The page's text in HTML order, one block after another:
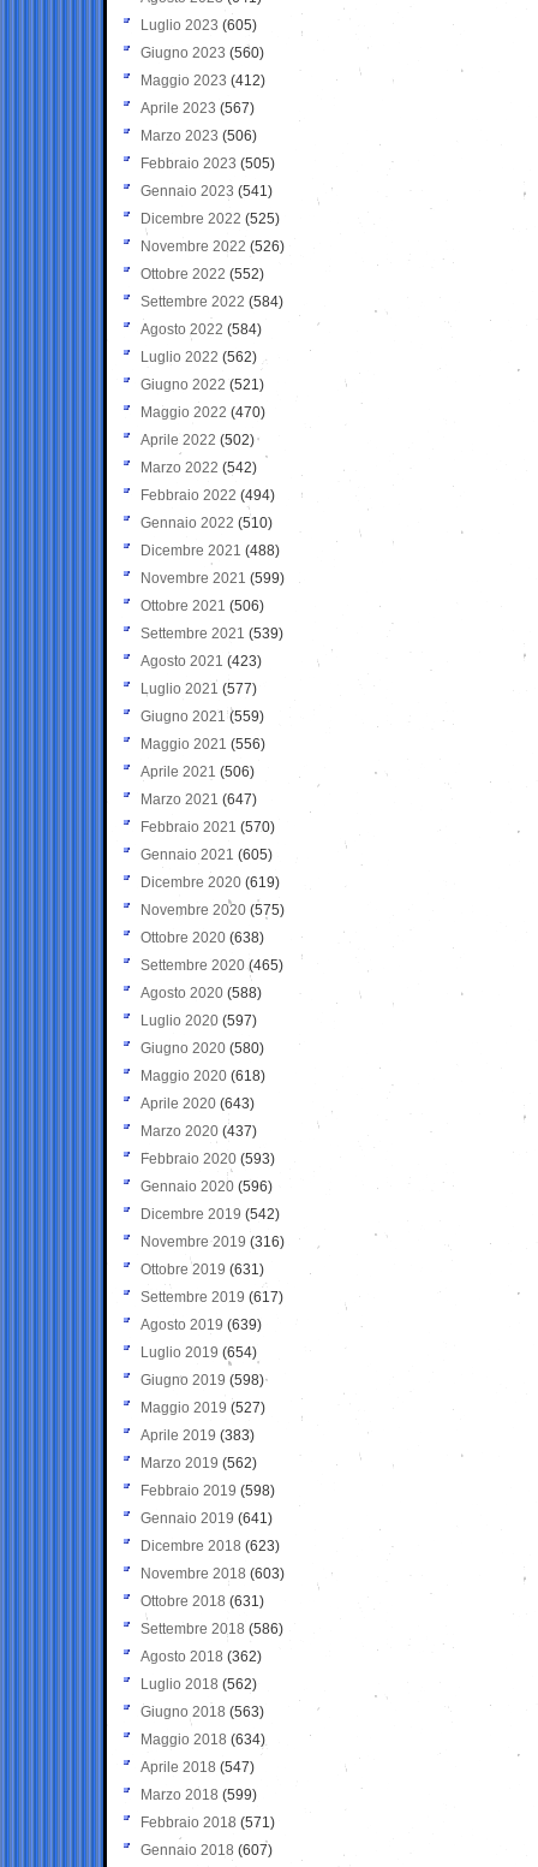
Luglio 2023 (605)
Giugno 2023 (560)
Maggio 2023 (412)
Aprile 2023 (567)
Marzo 2023 (506)
Febbraio 2023 (505)
Gennaio 2023 (541)
Dicembre 2022 (525)
Novembre 2022 (526)
Ottobre 2022 (552)
Settembre 2022 (584)
Agosto 2022 (584)
Luglio 2022 (562)
Giugno 2022 (521)
Maggio 2022 (470)
Aprile 2022 (502)
Marzo 2022 (542)
Febbraio 2022 (494)
Gennaio 2022 (510)
Dicembre 2021 (488)
Novembre 2021 (599)
Ottobre 2021 (506)
Settembre 2021 (539)
Agosto 2021 (423)
Luglio 2021 (577)
Giugno 2021(559)
Maggio 2021 (556)
Aprile 2021 (506)
Marzo 2021 (647)
Febbraio 2021 (570)
Gennaio 2021 (605)
Dicembre 2020 (619)
Novembre 2020 (575)
Ottobre 2020 (638)
Settembre 2020(465)
Agosto 2020 (588)
Luglio 2020 (597)
Giugno 2020 (580)
Maggio 2020 (618)
Aprile 2020 (643)
Marzo 2020 (437)
Febbraio 2020 (593)
Gennaio 2020 (596)
Dicembre 2019 (542)
Novembre 2019 (316)
Ottobre 2019 (631)
Settembre 2019 (617)
Agosto 2019 (639)
Luglio 2019 (654)
Giugno 2019 (598)
Maggio 2019 (527)
Aprile 2019 (383)
Marzo 2019 (562)
Febbraio 2019 (598)
Gennaio 2019 (641)
Dicembre 2018 (623)
Novembre 2018 (603)
Ottobre 2018 (631)
Settembre 2018 (586)
Agosto 2018 (362)
Luglio 2018 (562)
Giugno 2018 (563)
Maggio 2018 (634)
Aprile 2018 (547)
Marzo 2018 (599)
Febbraio 2018 (571)
Gennaio 2018 (607)